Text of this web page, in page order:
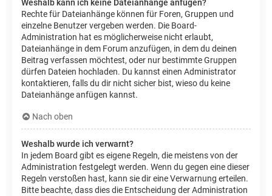
Weshalb kann ich keine Dateianhänge anfügen?
Rechte für Dateianhänge können für Foren, Gruppen und
einzelne Benutzer vergeben werden. Die Board-
Administration hat es möglicherweise nicht erlaubt,
Dateianhänge in dem Forum anzufügen, in dem du deinen
Beitrag verfassen möchtest, oder nur bestimmte Gruppen
dürfen Dateien hochladen. Du kannst einen Administrator
kontaktieren, falls du dir nicht sicher bist, wieso du keine
Dateianhänge anfügen kannst.
Nach oben
Weshalb wurde ich verwarnt?
In jedem Board gibt es eigene Regeln, die meistens von der
Administration festgelegt werden. Wenn du gegen eine dieser
Regeln verstoßen hast, kann sie dir eine Verwarnung erteilen.
Bitte beachte, dass dies die Entscheidung der Administration